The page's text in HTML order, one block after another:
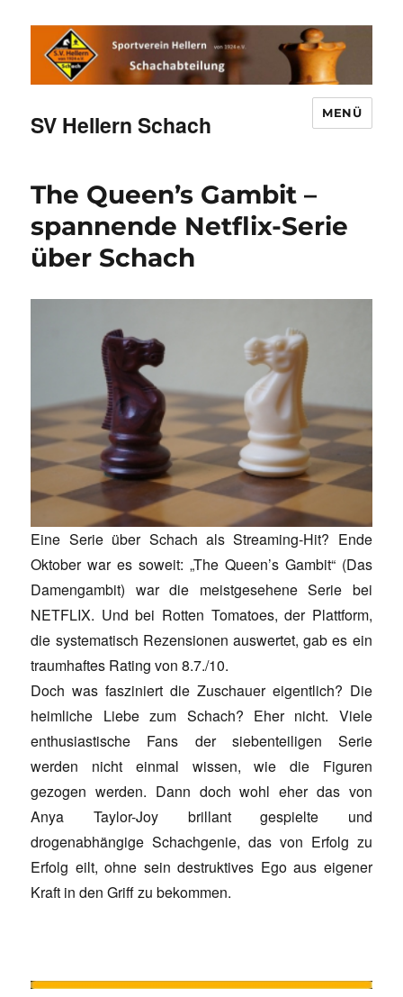
SV Hellern Schach MENÜ
The Queen’s Gambit –
spannende Netflix-Serie
über Schach
Eine Serie über Schach als Streaming-Hit? Ende
Oktober war es soweit: „The Queen’s Gambit“ (Das
Damengambit) war die meistgesehene Serie bei
NETFLIX. Und bei Rotten Tomatoes, der Plattform,
die systematisch Rezensionen auswertet, gab es ein
traumhaftes Rating von 8.7./10.
Doch was fasziniert die Zuschauer eigentlich? Die
heimliche Liebe zum Schach? Eher nicht. Viele
enthusiastische Fans der siebenteiligen Serie
werden nicht einmal wissen, wie die Figuren
gezogen werden. Dann doch wohl eher das von
Anya Taylor-Joy brillant gespielte und
drogenabhängige Schachgenie, das von Erfolg zu
Erfolg eilt, ohne sein destruktives Ego aus eigener
Kraft in den Griff zu bekommen.